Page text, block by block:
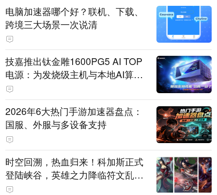
电脑加速器哪个好？联机、下载、
跨境三大场景一次说清
技嘉推出钛金雕1600PG5 AI TOP
电源：为发烧级主机与本地AI算力
打造旗舰供电方案
2026年6大热门手游加速器盘点：
国服、外服与多设备支持
时空回溯，热血归来！科加斯正式
登陆峡谷，英雄之力降临符文乱
斗！